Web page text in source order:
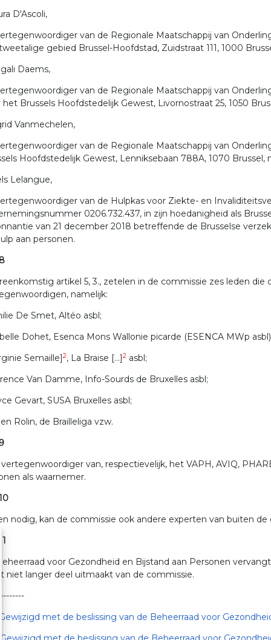
D'Ascoli,
van de Regionale Maatschappij van
gebied Brussel-Hoofdstad, Zuidstraat 111, 1000
Daems,
van de Regionale Maatschappij van
het Brussels Hoofdstedelijk Gewest, Livornostraat 25, 1050
Vanmechelen,
van de Regionale Maatschappij van
Hoofdstedelijk Gewest, Lenniksebaan 788A, 1070
Lelangue,
van de Hulpkas voor Ziekte- en
0206.732.437, in zijn hoedanigheid als
van 21 december 2018 betreffende de Brusselse
aan personen.
artikel 5, 3., zetelen in de commissie zes leden
namelijk:
De Smet, Altéo asbl;
Dohet, Esenca Mons Wallonie picarde (ESENCA MWp
Semaille]2, La Braise [...]2 asbl;
Van Damme, Info-Sourds de Bruxelles asbl;
Gevart, SUSA Bruxelles asbl;
Rolin, de Brailleliga vzw.
van, respectievelijk, het VAPH, AVIQ,
als waarnemer.
nodig, kan de commissie ook andere experten van buiten de
voor Gezondheid en Bijstand aan Personen
niet langer deel uitmaakt van de commissie.
met de beslissing van de Beheerraad voor